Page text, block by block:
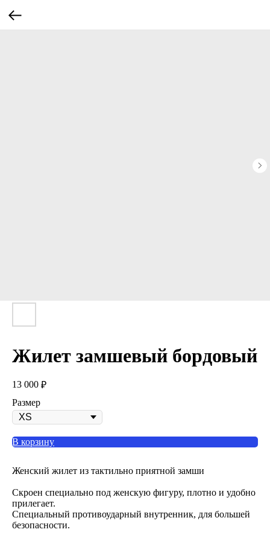
Жилет замшевый бордовый
13 000 ₽
Размер
В корзину
Женский жилет из тактильно приятной замши
Скроен специально под женскую фигуру, плотно и удобно
прилегает.
Специальный противоударный внутренник, для большей
безопасности.